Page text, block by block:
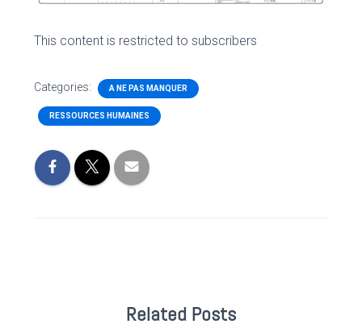
This content is restricted to subscribers
Categories: A NE PAS MANQUER
RESSOURCES HUMAINES
Related Posts